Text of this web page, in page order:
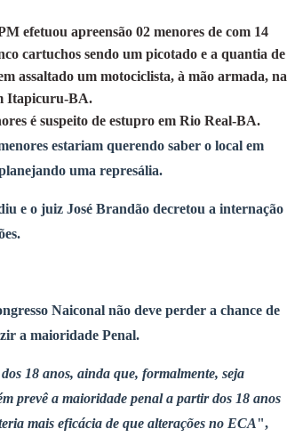
efetuou apreensão 02 menores de com 14
cartuchos sendo um picotado e a quantia de
assaltado um motociclista, à mão armada, na
Itapicuru-BA.
é suspeito de estupro em Rio Real-BA.
estariam querendo saber o local em
uma represália.
e o juiz José Brandão decretou a internação
Naiconal não deve perder a chance de
a maioridade Penal.
18 anos, ainda que, formalmente, seja
prevê a maioridade penal a partir dos 18 anos
mais eficácia de que alterações no ECA",